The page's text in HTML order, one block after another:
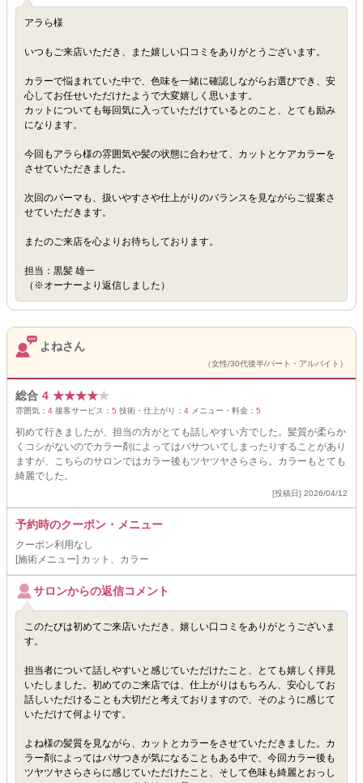
アラら様
いつもご来店いただき、また嬉しい口コミをありがとうございます。
カラーで悩まれていた中で、色味を一緒に確認しながらお選びでき、安
心してお任せいただけたようで大変嬉しく思います。
カットについても毎回気に入っていただけているとのこと、とても励み
になります。
今回もアラら様の雰囲気や髪の状態に合わせて、カットとケアカラーを
させていただきました。
次回のパーマも、扱いやすさや仕上がりのバランスを見ながらご提案さ
せていただきます。
またのご来店を心よりお待ちしております。
担当：黒髪 雄一
（※オーナーより返信しました）
よねさん
（女性/30代後半/パート・アルバイト）
総合 4 ★★★★★
雰囲気： 4 接客サービス： 5 技術・仕上がり： 4 メニュー・料金： 5
初めて行きましたが、担当の方がとても話しやすい方でした。髪質が柔らか
くコシがないのでカラー剤によってはパサついてしまったりすることがあり
ますが、こちらのサロンではカラー後もツヤツヤさらさら。カラーもとても
綺麗でした。
[投稿日] 2026/04/12
予約時のクーポン・メニュー
クーポン利用なし
[施術メニュー] カット、カラー
サロンからの返信コメント
このたびは初めてご来店いただき、嬉しい口コミをありがとうございま
す。
担当者について話しやすいと感じていただけたこと、とても嬉しく拝見
いたしました。初めてのご来店では、仕上がりはもちろん、安心してお
話しいただけることも大切だと考えておりますので、そのように感じて
いただけて何よりです。
よね様の髪質を見ながら、カットとカラーをさせていただきました。カ
ラー剤によってはパサつきが気になることもある中で、今回カラー後も
ツヤツヤさらさらに感じていただけたこと、そして色味も綺麗とおっし